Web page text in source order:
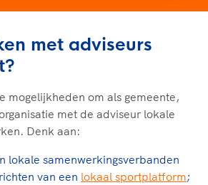
met adviseurs
mogelijkheden om als gemeente,
met de adviseur lokale
Denk aan:
lokale samenwerkingsverbanden
van een lokaal sportplatform;